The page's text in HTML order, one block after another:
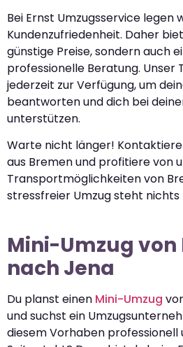
Bei Ernst Umzugsservice legen
Kundenzufriedenheit. Daher
günstige Preise, sondern auch
professionelle Beratung. Unser
jederzeit zur Verfügung, um
beantworten und dich bei
unterstützen.
Warte nicht länger!
aus Bremen und profitiere von
Transportmöglichkeiten von
stressfreier Umzug steht nichts
Mini-Umzug von
nach Jena
Du planst einen Mini-Umzug
und suchst ein
diesem Vorhaben professionell